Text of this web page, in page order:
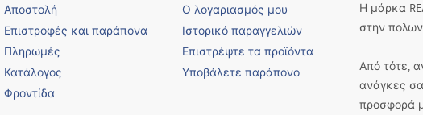
Αποστολή
Επιστροφές και παράπονα
Πληρωμές
Κατάλογος
Φροντίδα
Ο λογαριασμός μου
Ιστορικό παραγγελιών
Επιστρέψτε τα προϊόντα
Υποβάλετε παράπονο
Η μάρκα
στην
Από τότε,
ανάγκες
προσφορά